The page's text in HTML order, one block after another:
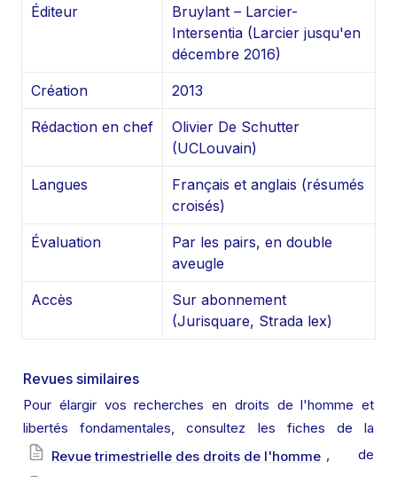
Éditeur
Bruylant – Larcier-
Intersentia (Larcier jusqu'en
décembre 2016)
Création 2013
Rédaction en chef
Olivier De Schutter
(UCLouvain)
Langues
Français et anglais (résumés
croisés)
Évaluation
Par les pairs, en double
aveugle
Accès
Sur abonnement
(Jurisquare, Strada lex)
Revues similaires
Pour élargir vos recherches en droits de l'homme et
libertés fondamentales, consultez les fiches de la
Revue trimestrielle des droits de l'homme , de